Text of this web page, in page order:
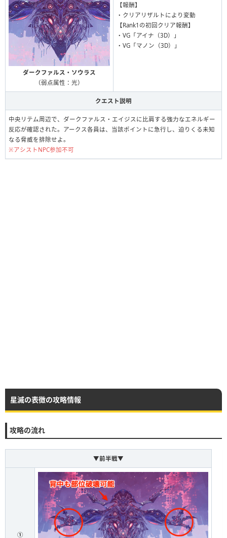
ダークファルス・ソウラス
（弱点属性：光）
【報酬】
・クリアリザルトにより変動
【Rank1の初回クリア報酬】
・VG「アイナ（3D）」
・VG「マノン（3D）」
クエスト説明
中央リテム周辺で、ダークファルス・エイジスに比肩する強力なエネルギー
反応が確認された。アークス各員は、当該ポイントに急行し、迫りくる未知
なる脅威を排除せよ。
※アシストNPC参加不可
星滅の表徴の攻略情報
攻略の流れ
▼前半戦▼
①